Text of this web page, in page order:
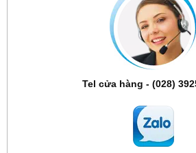
Tel cửa hàng - (028)